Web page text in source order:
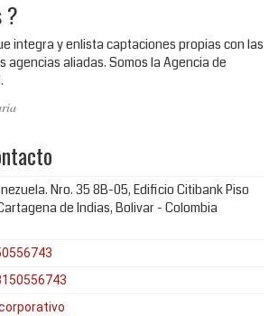
?
integra y enlista captaciones propias con las
agencias aliadas. Somos la Agencia de
Nro. 35 8B-05, Edificio Citibank Piso
de Indias, Bolivar - Colombia